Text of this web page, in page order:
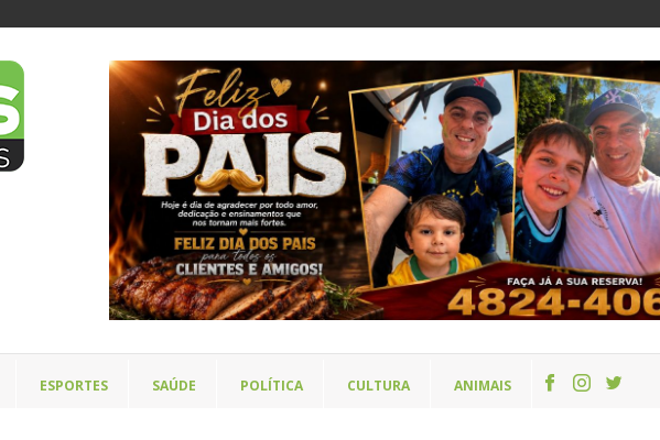
ESPORTES SAÚDE POLÍTICA CULTURA ANIMAIS